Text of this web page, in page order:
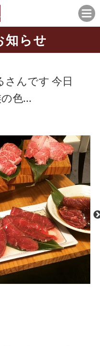
知らせ
さんです 今日
の色…